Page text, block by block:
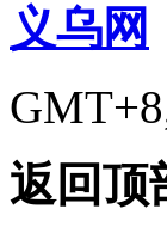
义乌网
返回顶